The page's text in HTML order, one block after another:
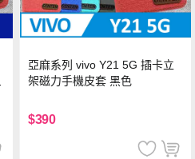
亞麻系列 vivo Y21 5G 插卡立
架磁力手機皮套 黑色
$390